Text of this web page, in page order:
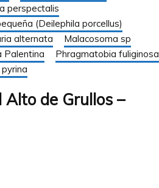
perspectalis
(Deilephila porcellus)
alternata
Malacosoma sp
Palentina
Phragmatobia fuliginosa
de Grullos –